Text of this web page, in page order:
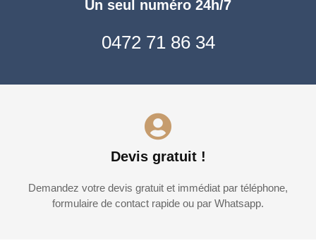
Un seul numéro 24h/7
0472 71 86 34
Devis gratuit !
Demandez votre devis gratuit et immédiat par téléphone,
formulaire de contact rapide ou par Whatsapp.